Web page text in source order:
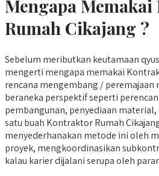
Mengapa
Rumah Cikajang ?
Sebelum meributkan keutamaan
mengerti mengapa memakai
rencana mengembang /
beraneka perspektif seperti
pembangunan, penyediaan material,
satu buah Kontraktor Rumah
menyederhanakan metode ini oleh
proyek, mengkoordinasikan
kalau karier dijalani serupa oleh